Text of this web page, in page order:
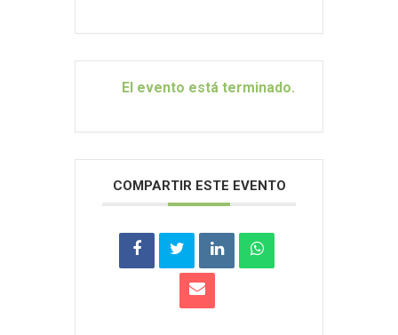
El evento está terminado.
COMPARTIR ESTE EVENTO